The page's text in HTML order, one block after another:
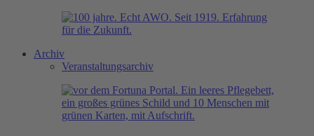
Archiv
Veranstaltungsarchiv